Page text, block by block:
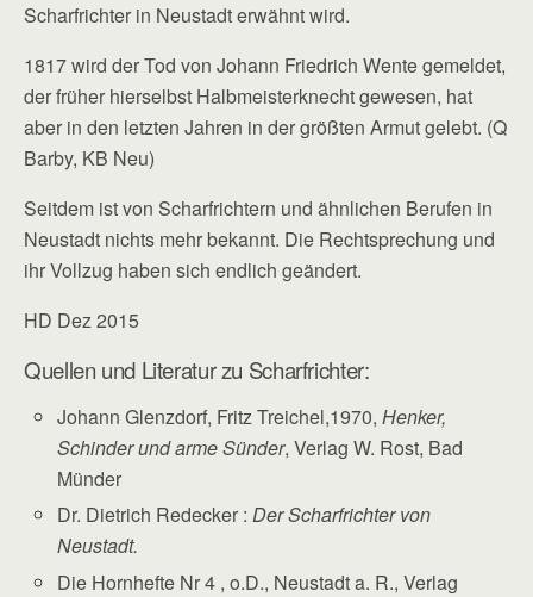
Scharfrichter in Neustadt erwähnt wird.
1817 wird der Tod von Johann Friedrich Wente gemeldet,
der früher hierselbst Halbmeisterknecht gewesen, hat
aber in den letzten Jahren in der größten Armut gelebt. (Q
Barby, KB Neu)
Seitdem ist von Scharfrichtern und ähnlichen Berufen in
Neustadt nichts mehr bekannt. Die Rechtsprechung und
ihr Vollzug haben sich endlich geändert.
HD Dez 2015
Quellen und Literatur zu Scharfrichter:
Johann Glenzdorf, Fritz Treichel,1970,Henker,
Schinder und arme Sünder, Verlag W. Rost, Bad
Münder
Dr. Dietrich Redecker :Der Scharfrichter von
Neustadt.
Die Hornhefte Nr 4 , o.D., Neustadt a. R., Verlag